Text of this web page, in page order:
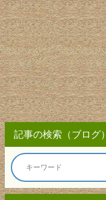
記事の検索（ブログ）